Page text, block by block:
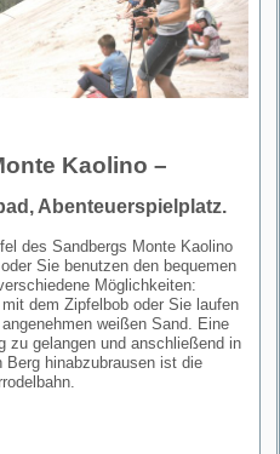
Kaolino –
Abenteuerspielplatz.
des Sandbergs Monte Kaolino
Sie benutzen den bequemen
Möglichkeiten:
dem Zipfelbob oder Sie laufen
weißen Sand. Eine
zu gelangen und anschließend in
Berg hinabzubrausen ist die